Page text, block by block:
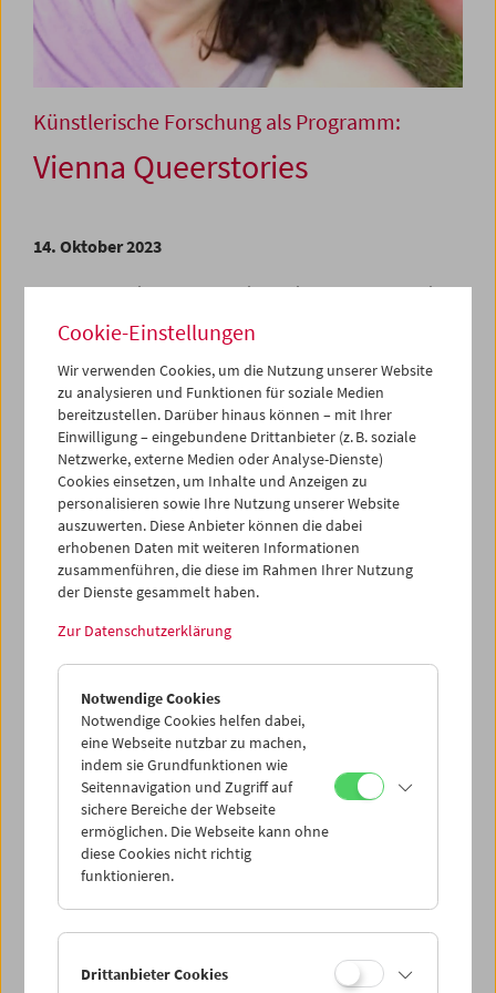
Künstlerische Forschung als Programm:
Vienna Queerstories
14. Oktober 2023
Queere Geschichte als Geschichte einer Subkultur weist
Lebensformen wurden in Österreich gemäß staatlicher
Verbotsgesetze bis in die 1990er Jahre in Film und TV
mehrheitlich ignoriert, das Totalverbot von
Homosexualität mit dessen Abschaffung 1971 durch vier
neue Strafparagrafen ersetzt, darunter das bis 1996
geltende Werbe- und Vereinsverbot. Umso bedeutender
erscheinen jene audiovisuellen Spuren der LGBTQI+
Community, die wir etwa im Bereich von Homemovie über
Klubfilm bis hin zum aktivistischen Video finden: Dieses
Material ist Ressource für emanzipatorische Utopien von
Subjektivität, Sozialität und Kollektivität. Unter dem
Arbeitstitel "Regenbogenfilme" werden sie im
hin beforscht. Sie bildeten das Ausgangsmaterial für das
Projekt "Vienna Queerstories", eine Kooperation mit der
Abteilung für Angewandte Fotografie und zeitbasierte
Medien der Universität für angewandte Kunst.
Vor einem Jahr wurden die ersten Ergebnisse dieser
Künstlerischen Forschung vor vollem Kinosaal
präsentiert. Nun stellte sich eine neue Gruppe von
Studierenden als Bildproduzent*innen öffentlich
zugänglicher Bilder die Frage, wie Queerness, Gender,
Körperlichkeit und sexuelle Identität jenseits von
Nikola Biscan, Anna Skuratovski, Kia Sciarrone, Lukas
Thüringer, Elif Gündüz, Maximilian Bauer und Jul Marian
Cookie-Einstellungen
Wir verwenden Cookies, um die Nutzung unserer Website
zu analysieren und Funktionen für soziale Medien
bereitzustellen. Darüber hinaus können – mit Ihrer
Einwilligung – eingebundene Drittanbieter (z. B. soziale
Netzwerke, externe Medien oder Analyse-Dienste)
Cookies einsetzen, um Inhalte und Anzeigen zu
personalisieren sowie Ihre Nutzung unserer Website
auszuwerten. Diese Anbieter können die dabei
erhobenen Daten mit weiteren Informationen
zusammenführen, die diese im Rahmen Ihrer Nutzung
der Dienste gesammelt haben.
Zur Datenschutzerklärung
Notwendige Cookies
Notwendige Cookies helfen dabei,
eine Webseite nutzbar zu machen,
indem sie Grundfunktionen wie
Seitennavigation und Zugriff auf
sichere Bereiche der Webseite
ermöglichen. Die Webseite kann ohne
diese Cookies nicht richtig
funktionieren.
Drittanbieter Cookies